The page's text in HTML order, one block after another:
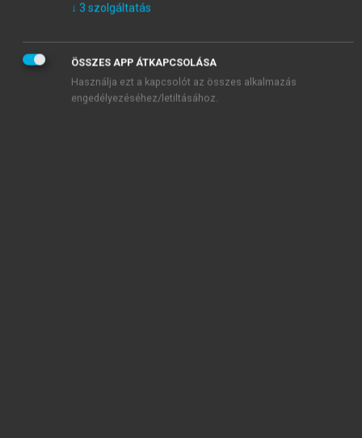
↓ 3 szolgáltatás
ÖSSZES APP ÁTKAPCSOLÁSA
Használja ezt a kapcsolót az összes alkalmazás
engedélyezéséhez/letiltásához.